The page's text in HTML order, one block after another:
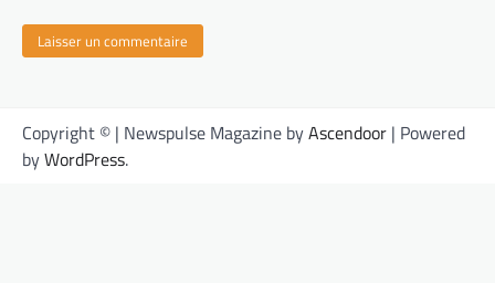
Copyright © | Newspulse Magazine byAscendoor | Powered
byWordPress.